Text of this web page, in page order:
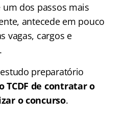
dos passos mais
antecede em pouco
vagas, cargos e
preparatório
TCDF de contratar o
o concurso.